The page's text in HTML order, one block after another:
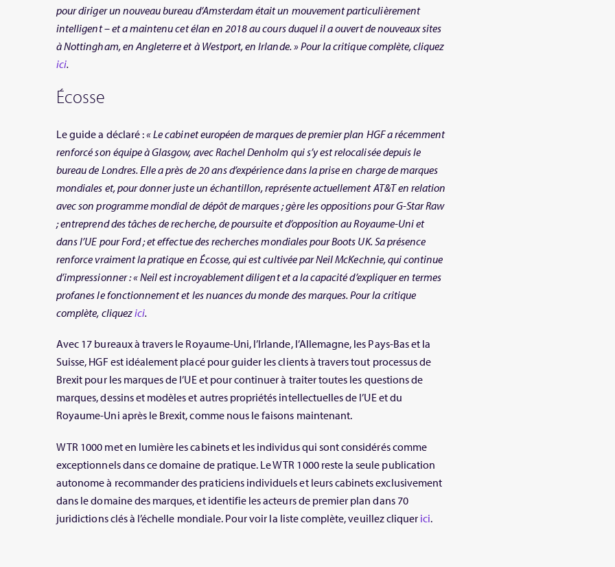
pour diriger un nouveau bureau d’Amsterdam était un mouvement particulièrement
intelligent – et a maintenu cet élan en 2018 au cours duquel il a ouvert de nouveaux sites
à Nottingham, en Angleterre et à Westport, en Irlande. » Pour la critique complète, cliquez
ici.
Écosse
Le guide a déclaré :« Le cabinet européen de marques de premier plan HGF a récemment
renforcé son équipe à Glasgow, avec Rachel Denholm qui s’y est relocalisée depuis le
bureau de Londres. Elle a près de 20 ans d’expérience dans la prise en charge de marques
mondiales et, pour donner juste un échantillon, représente actuellement AT&T en relation
avec son programme mondial de dépôt de marques ; gère les oppositions pour G-Star Raw
; entreprend des tâches de recherche, de poursuite et d’opposition au Royaume-Uni et
dans l’UE pour Ford ; et effectue des recherches mondiales pour Boots UK. Sa présence
renforce vraiment la pratique en Écosse, qui est cultivée par Neil McKechnie, qui continue
d’impressionner : « Neil est incroyablement diligent et a la capacité d’expliquer en termes
profanes le fonctionnement et les nuances du monde des marques. Pour la critique
complète, cliquezici.
Avec 17 bureaux à travers le Royaume-Uni, l’Irlande, l’Allemagne, les Pays-Bas et la
Suisse, HGF est idéalement placé pour guider les clients à travers tout processus de
Brexit pour les marques de l’UE et pour continuer à traiter toutes les questions de
marques, dessins et modèles et autres propriétés intellectuelles de l’UE et du
Royaume-Uni après le Brexit, comme nous le faisons maintenant.
WTR 1000 met en lumière les cabinets et les individus qui sont considérés comme
exceptionnels dans ce domaine de pratique. Le WTR 1000 reste la seule publication
autonome à recommander des praticiens individuels et leurs cabinets exclusivement
dans le domaine des marques, et identifie les acteurs de premier plan dans 70
juridictions clés à l’échelle mondiale. Pour voir la liste complète, veuillez cliquer ici.